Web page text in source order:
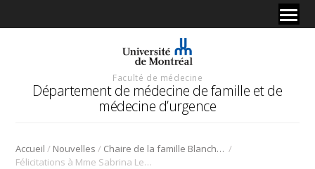
Faculté de médecine
Département de médecine de famille et de
médecine d’urgence
Accueil / Nouvelles / Chaire de la famille Blanchard /
Félicitations à Mme Sabrina Lessard, Lauréate 2024 de la bourse de recherches à un projet de mobilisation des connaissances soutenu par la Chaire de la Famille Blanchard